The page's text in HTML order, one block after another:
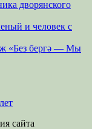
дворянского
и человек с
«Без бергə — Мы
сайта